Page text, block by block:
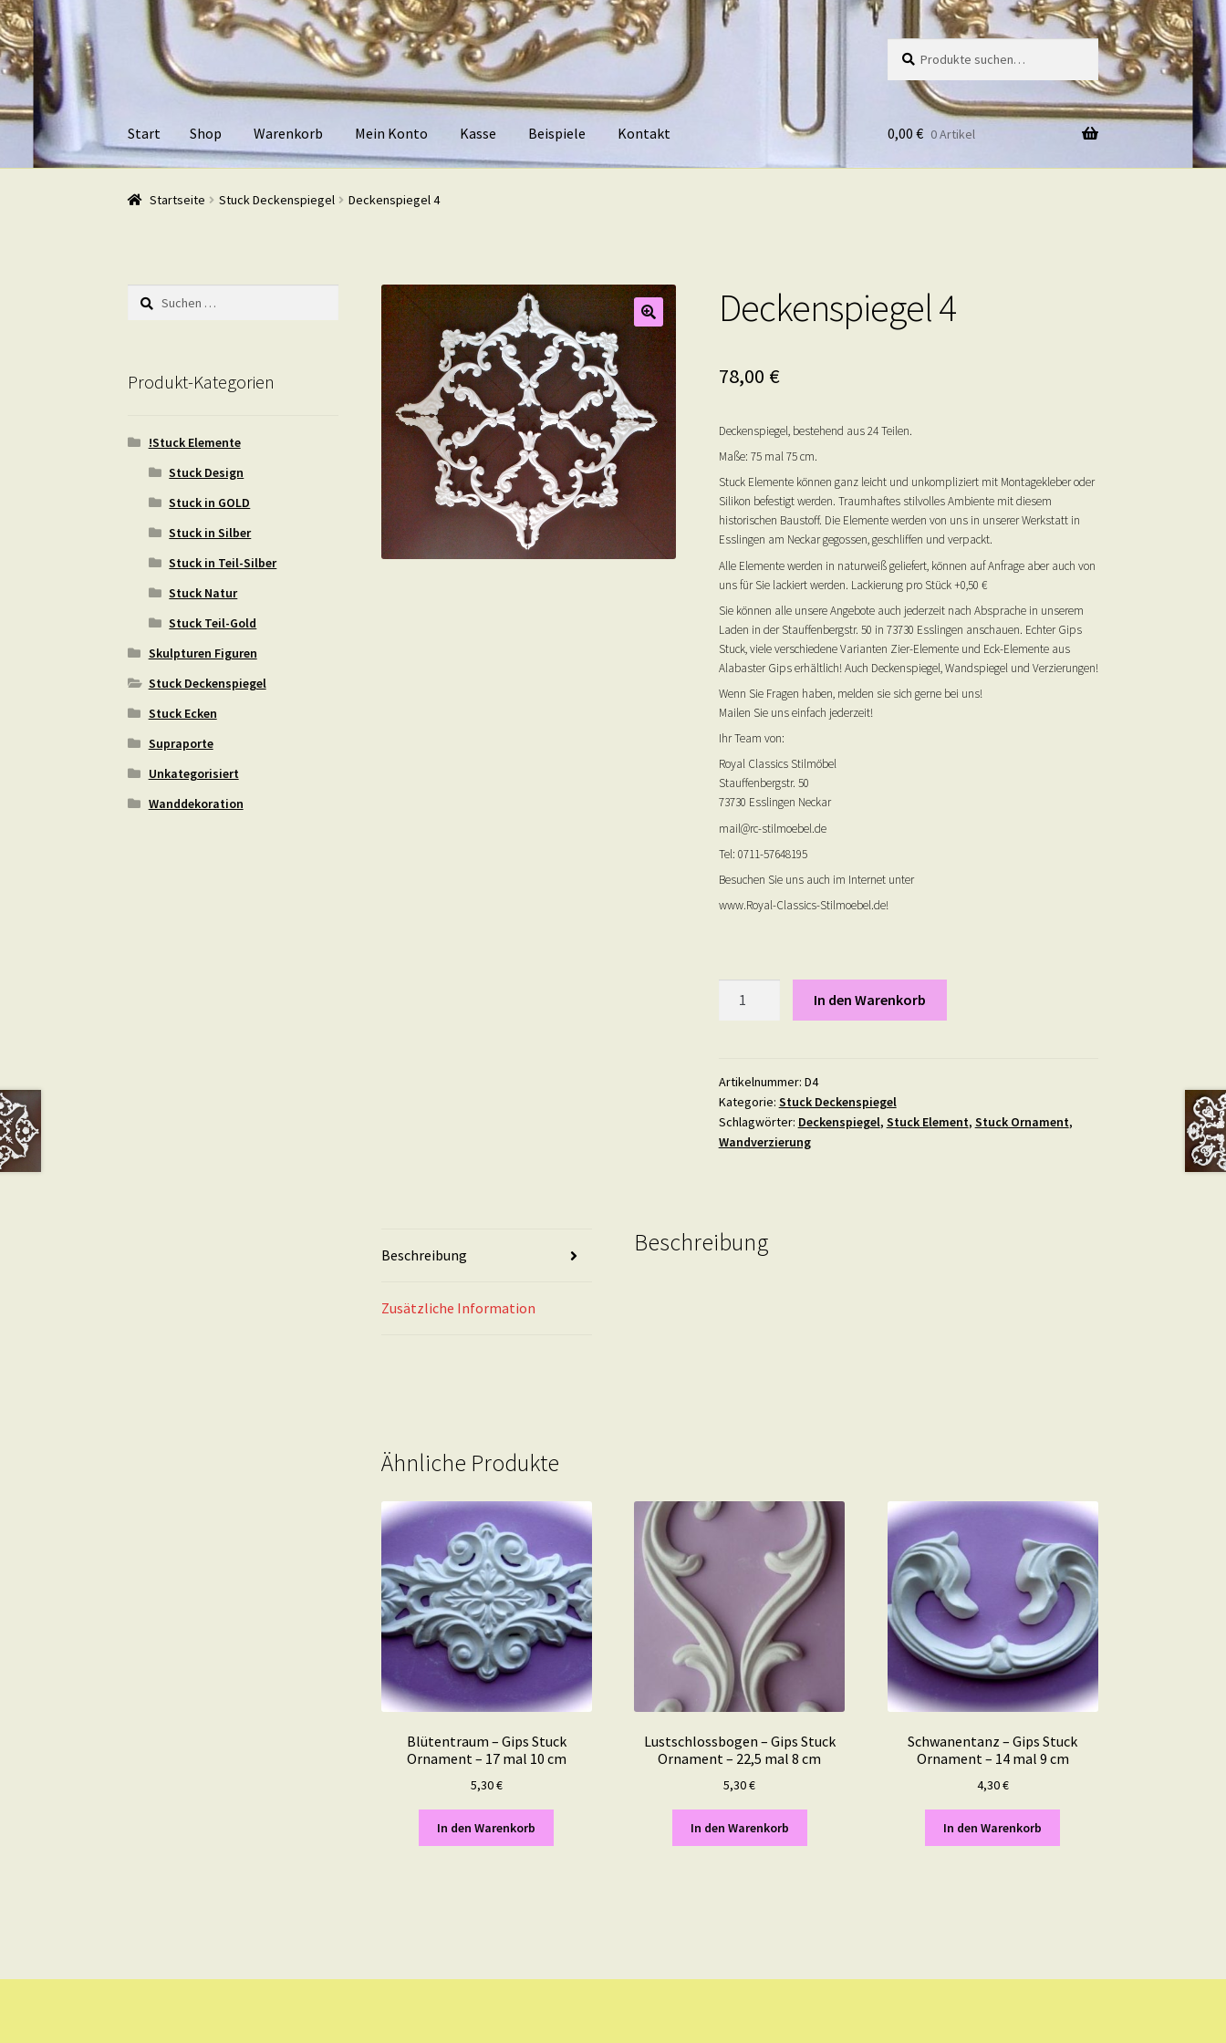
Zur
Navigation
springen
Zum
Inhalt
springen
nach:
Start Shop Warenkorb Mein Konto Kasse Beispiele Kontakt
Start ShopWarenkorb Mein Konto Kasse Beispiele
0,00 € 0 Artikel
Startseite Stuck Deckenspiegel Deckenspiegel 4
Deckenspiegel 4
78,00 €
Deckenspiegel, bestehend aus 24 Teilen.
Maße: 75 mal 75 cm.
Stuck Elemente können ganz leicht und unkompliziert mit Montagekleber oder
Silikon befestigt werden. Traumhaftes stilvolles Ambiente mit diesem
historischen Baustoff. Die Elemente werden von uns in unserer Werkstatt in
Esslingen am Neckar gegossen, geschliffen und verpackt.
Alle Elemente werden in naturweiß geliefert, können auf Anfrage aber auch von
uns für Sie lackiert werden. Lackierung pro Stück +0,50 €
Sie können alle unsere Angebote auch jederzeit nach Absprache in unserem
Laden in der Stauffenbergstr. 50 in 73730 Esslingen anschauen. Echter Gips
Stuck, viele verschiedene Varianten Zier-Elemente und Eck-Elemente aus
Alabaster Gips erhältlich! Auch Deckenspiegel, Wandspiegel und Verzierungen!
Wenn Sie Fragen haben, melden sie sich gerne bei uns!
Mailen Sie uns einfach jederzeit!
Ihr Team von:
Royal Classics Stilmöbel
Stauffenbergstr. 50
73730 Esslingen Neckar
mail@rc-stilmoebel.de
Tel: 0711-57648195
Besuchen Sie uns auch im Internet unter
www.Royal-Classics-Stilmoebel.de!
In den Warenkorb
Artikelnummer: D4
Kategorie: Stuck Deckenspiegel
Schlagwörter: Deckenspiegel, Stuck Element, Stuck Ornament,
Wandverzierung
Beschreibung
Zusätzliche Information
Beschreibung
Ähnliche Produkte
Blütentraum – Gips Stuck
Ornament – 17 mal 10 cm
5,30€
In den Warenkorb
Lustschlossbogen – Gips Stuck
Ornament – 22,5 mal 8 cm
5,30€
In den Warenkorb
Schwanentanz – Gips Stuck
Ornament – 14 mal 9 cm
4,30€
In den Warenkorb
Suchen
nach:
Produkt-Kategorien
!Stuck Elemente
Stuck Design
Stuck in GOLD
Stuck in Silber
Stuck in Teil-Silber
Stuck Natur
Stuck Teil-Gold
Skulpturen Figuren
Stuck Deckenspiegel
Stuck Ecken
Supraporte
Unkategorisiert
Wanddekoration